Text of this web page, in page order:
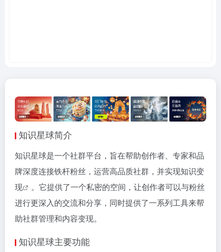
知识星球简介
知识星球是一个社群平台，旨在帮助创作者、专家和品
牌深度连接铁杆粉丝，运营高品质社群，并实现知识变
现
。它提供了一个私密的空间，让创作者可以与粉丝
进行更深入的交流和分享，同时提供了一系列工具来帮
助社群管理和内容变现。
知识星球主要功能